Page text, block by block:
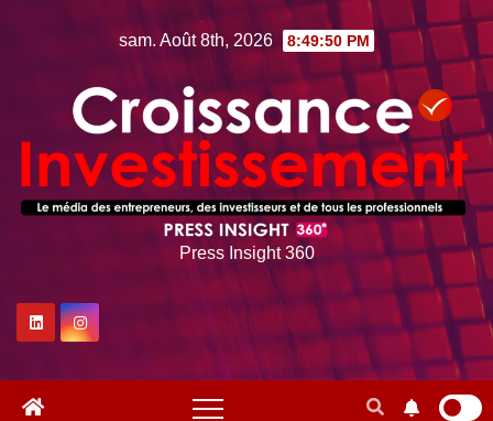
sam. Août 8th, 2026 8:49:51 PM
Press Insight 360